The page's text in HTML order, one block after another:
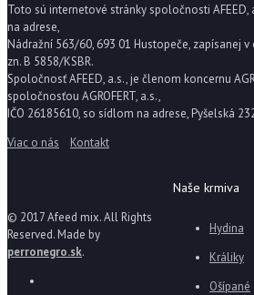
Toto sú internetové stránky spoločnosti AFEED,
na adrese,
Nádražní 563/60, 693 01 Hustopeče, zapísanej
zn. B 5858/KSBR.
Spoločnosť AFEED, a.s., je členom koncernu
spoločnosťou AGROFERT, a.s.,
IČO 26185610, so sídlom na adrese, Pyšelská
Viac o nás
Kontakt
Naše krmiva
Hydina
Králiky
Ošípané
© 2017 Afeed mix. All Rights
Reserved. Made by
perronegro.sk.